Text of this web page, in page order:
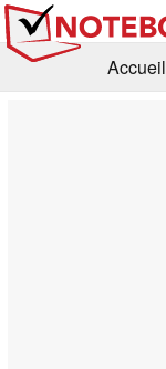
Accueil